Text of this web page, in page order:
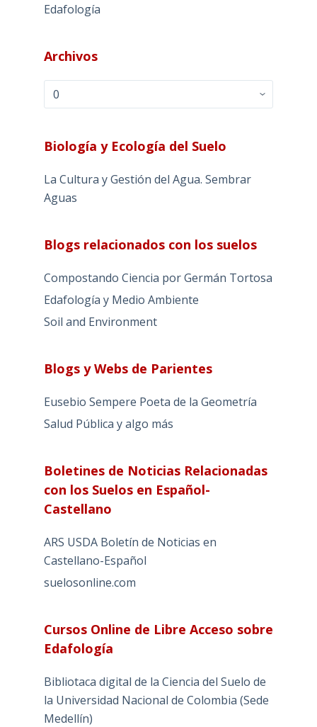
Edafología
Archivos
Archivos
Biología y Ecología del Suelo
La Cultura y Gestión del Agua. Sembrar
Aguas
Blogs relacionados con los suelos
Compostando Ciencia por Germán Tortosa
Edafología y Medio Ambiente
Soil and Environment
Blogs y Webs de Parientes
Eusebio Sempere Poeta de la Geometría
Salud Pública y algo más
Boletines de Noticias Relacionadas
con los Suelos en Español-
Castellano
ARS USDA Boletín de Noticias en
Castellano-Español
suelosonline.com
Cursos Online de Libre Acceso sobre
Edafología
Bibliotaca digital de la Ciencia del Suelo de
la Universidad Nacional de Colombia (Sede
Medellín)